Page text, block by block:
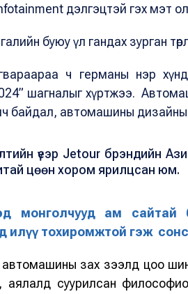
infotainment дэлгэцтэй гэх мэт
буюу үл гандах зурган
ч германы нэр
шагналыг хүртжээ.
байдал, автомашины дизайны
үеэр Jetour брэндийн
цөөн хором ярилцсан юм.
монголчууд ам сайтай
илүү тохиромжтой гэж
зах зээлд цоо шинэ
аялалд суурилсан